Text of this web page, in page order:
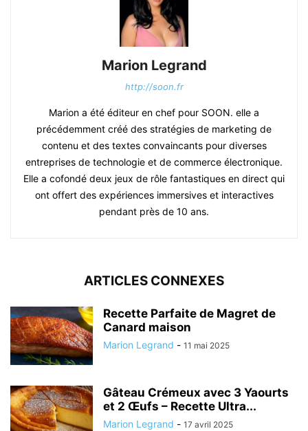
Marion Legrand
http://soon.fr
Marion a été éditeur en chef pour SOON. elle a
précédemment créé des stratégies de marketing de
contenu et des textes convaincants pour diverses
entreprises de technologie et de commerce électronique.
Elle a cofondé deux jeux de rôle fantastiques en direct qui
ont offert des expériences immersives et interactives
pendant près de 10 ans.
ARTICLES CONNEXES
Recette Parfaite de Magret de
Canard maison
Marion Legrand - 11 mai 2025
Gâteau Crémeux avec 3 Yaourts
et 2 Œufs – Recette Ultra...
Marion Legrand - 17 avril 2025